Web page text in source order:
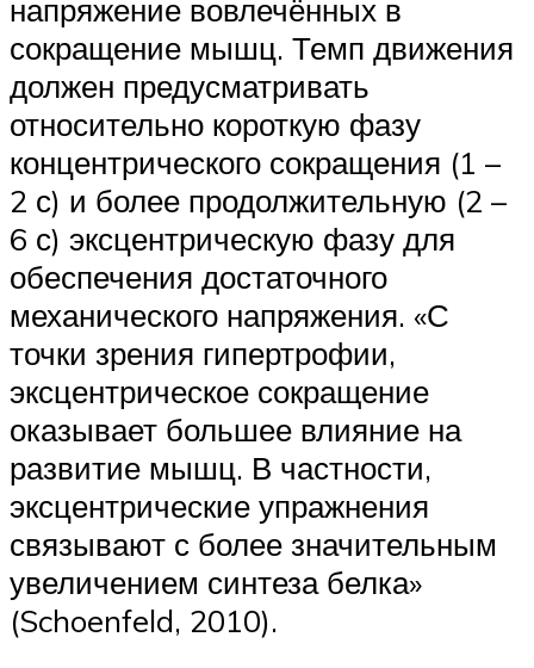
напряжение вовлечённых в
сокращение мышц. Темп движения
должен предусматривать
относительно короткую фазу
концентрического сокращения (1 –
2 с) и более продолжительную (2 –
6 с) эксцентрическую фазу для
обеспечения достаточного
механического напряжения. «С
точки зрения гипертрофии,
эксцентрическое сокращение
оказывает большее влияние на
развитие мышц. В частности,
эксцентрические упражнения
связывают с более значительным
увеличением синтеза белка»
(Schoenfeld, 2010).